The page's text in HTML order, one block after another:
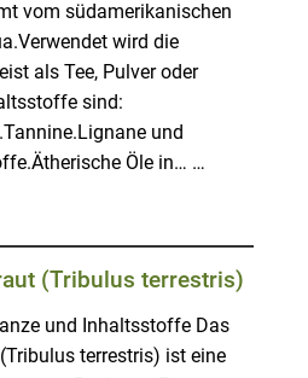
vom südamerikanischen
wird die
als Tee, Pulver oder
sind:
und
Öle in… …
(Tribulus terrestris)
und Inhaltsstoffe Das
terrestris) ist eine